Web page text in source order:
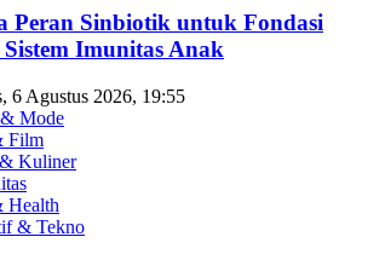
Peran Sinbiotik untuk Fondasi
Sistem Imunitas Anak
6 Agustus 2026, 19:55
Mode
Film
Kuliner
Health
& Tekno